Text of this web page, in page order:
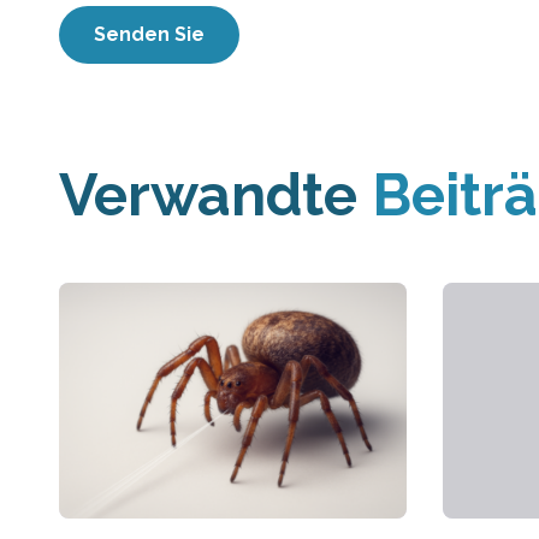
Verwandte